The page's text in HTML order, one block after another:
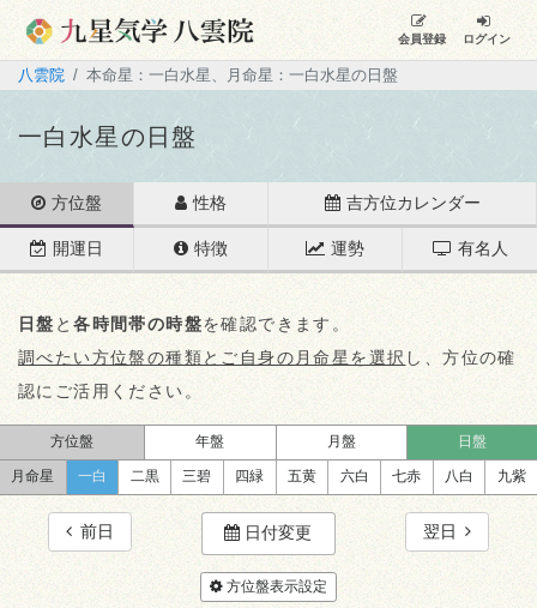
会員登録 ログイン
八雲院 本命星：一白水星、月命星：一白水星の日盤
一白水星の日盤
方位盤 性格 吉方位カレンダー
開運日 特徴 運勢 有名人
日盤 と各時間帯の時盤を確認できます。
調べたい方位盤の種類とご自身の月命星を選択 し、方位の確
認にご活用ください。
方位盤 年盤 月盤 日盤
月命星 一白 二黒 三碧 四緑 五黄 六白 七赤 八白 九紫
前日 日付変更 翌日
方位盤表示設定